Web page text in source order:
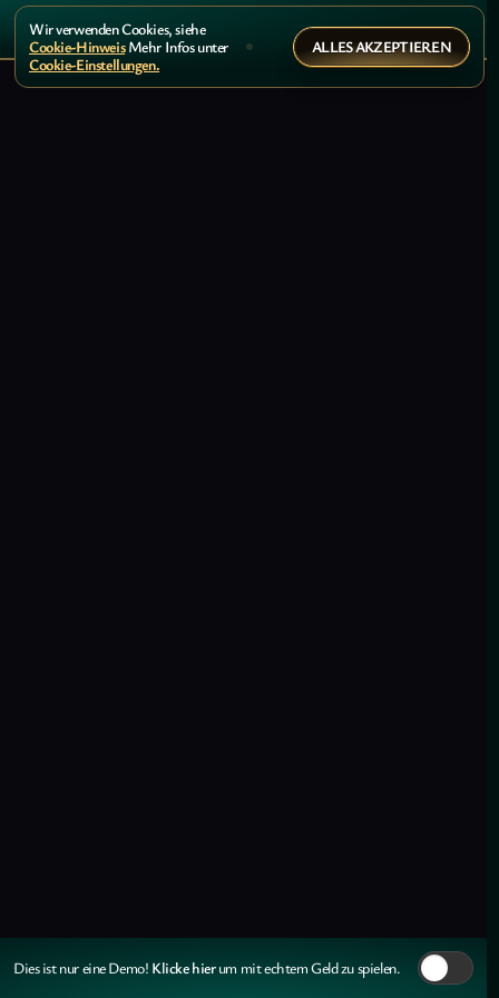
Dies ist nur eine Demo! Klicke hierum mit echtem Geld zu spielen.
Wir verwenden Cookies, siehe
Cookie-HinweisMehr Infos unter
Cookie-Einstellungen.
ALLES AKZEPTIEREN